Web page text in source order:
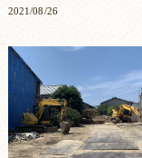
2021/08/26